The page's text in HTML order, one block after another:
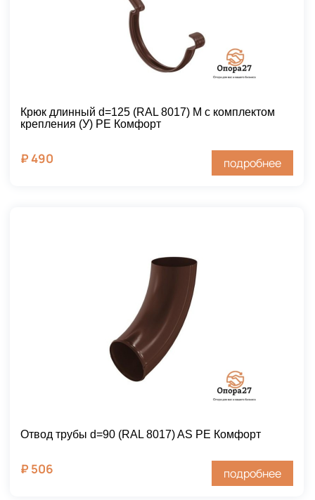
Крюк длинный d=125 (RAL 8017) М с комплектом
крепления (У) PE Комфорт
₽490 подробнее
Отвод трубы d=90 (RAL 8017) AS PE Комфорт
₽ 506 подробнее